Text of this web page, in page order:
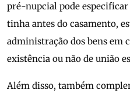
pré-nupcial pode
tinha antes do casamento,
administração dos bens em
existência ou não de união
Além disso, também